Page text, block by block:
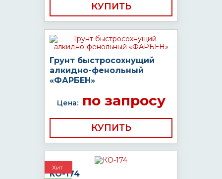
КУПИТЬ
Грунт быстросохнущий
алкидно-фенольный
«ФАРБЕН»
Цена:по запросу
КУПИТЬ
Хит
КО-174